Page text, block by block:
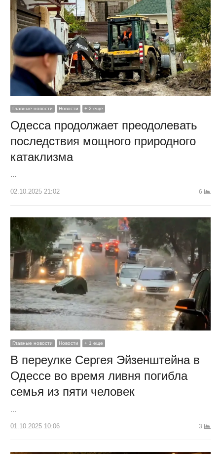
Главные новости Новости + 2 еще
Одесса продолжает преодолевать
последствия мощного природного
катаклизма
…
02.10.2025 21:02 6
Главные новости Новости + 1 еще
В переулке Сергея Эйзенштейна в
Одессе во время ливня погибла
семья из пяти человек
01.10.2025 10:06 3